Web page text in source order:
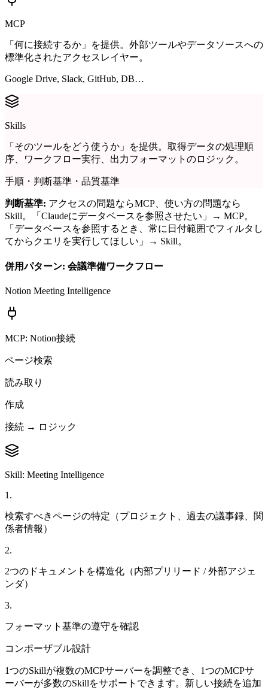
MCP
「何に接続するか」を提供。外部ツールやデータソースへの
標準化されたアクセスレイヤー。
Google Drive, Slack, GitHub, DB…
Skills
「そのツールをどう使うか」を提供。取得データの処理順
序、ワークフロー実行、出力フォーマットのロジック。
手順・判断基準・品質基準
判断基準: アクセスの問題ならMCP、使い方の問題なら
Skill。「Claudeにデータベースを参照させたい」→ MCP。
「データベースを参照するとき、常に日付範囲でフィルタし
てからクエリを実行してほしい」→ Skill。
併用パターン: 会議準備ワークフロー
Notion Meeting Intelligence
MCP: Notion接続
ページ検索
読み取り
作成
接続 → ロジック
Skill: Meeting Intelligence
1 .
検索すべきページの特定（プロジェクト、過去の議事録、関
係者情報）
2.
2つのドキュメントを構造化（内部プリリード / 外部アジェ
ンダ）
3.
フォーマット基準の遵守を確認
コンポーザブル設計
1つのSkillが複数のMCPサーバーを調整でき、1つのMCPサ
ーバーが多数のSkillをサポートできます。新しい接続を追加